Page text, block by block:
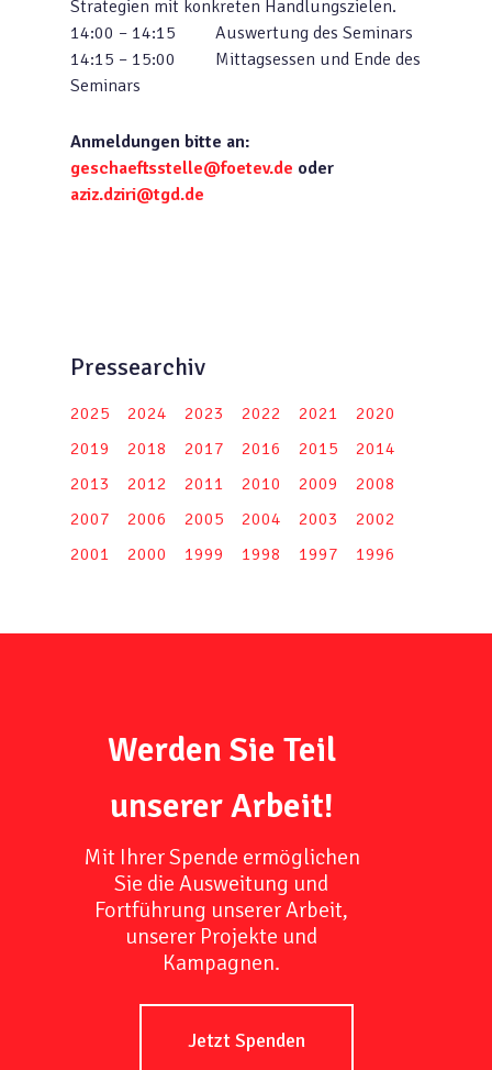
Strategien mit konkreten Handlungszielen.
14:00 – 14:15 Auswertung des Seminars
14:15 – 15:00 Mittagsessen und Ende des
Seminars
Anmeldungen bitte an:
geschaeftsstelle@foetev.de oder
aziz.dziri@tgd.de
Pressearchiv
2025 2024 2023 2022 2021
2020
2019
2018 2017 2016 2015
2014
2013
2012 2011 2010 2009
2008
2007
2006 2005 2004 2003
2002
2001
2000 1999 1998 1997 1996
Werden Sie Teil
unserer Arbeit!
Mit Ihrer Spende ermöglichen
Sie die Ausweitung und
Fortführung unserer Arbeit,
unserer Projekte und
Kampagnen.
Jetzt Spenden